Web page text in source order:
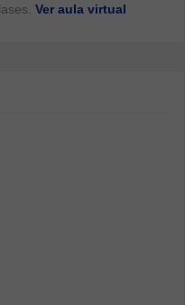
Ver aula virtual